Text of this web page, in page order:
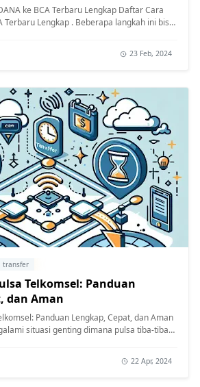
BCA Terbaru Lengkap Daftar Cara
Terbaru Lengkap . Beberapa langkah ini bisa
23 Feb, 2024
transfer
Telkomsel: Panduan
dan Aman
Panduan Lengkap, Cepat, dan Aman
situasi genting dimana pulsa tiba-tiba
22 Apr, 2024